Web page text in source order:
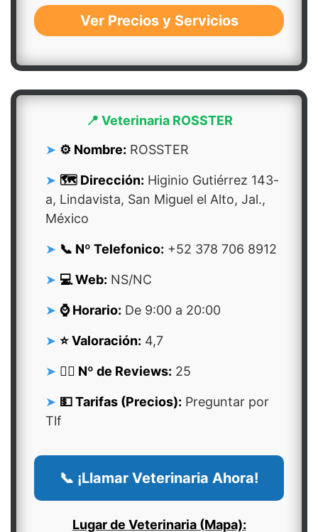
Ver Precios y Servicios
📍 Veterinaria ROSSTER
⚙️ Nombre: ROSSTER
🗺️ Dirección: Higinio Gutiérrez 143-
a, Lindavista, San Miguel el Alto, Jal.,
México
📞 Nº Telefonico: +52 378 706 8912
💻 Web: NS/NC
⌚ Horario: De 9:00 a 20:00
⭐ Valoración: 4,7
👍🏻 Nº de Reviews: 25
💵 Tarifas (Precios): Preguntar por
Tlf
📞 ¡Llamar Veterinaria Ahora!
Lugar de Veterinaria (Mapa):